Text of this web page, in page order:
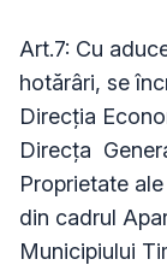
Art.7: Cu
hotărâri, se
Direcţia
Direcța
Proprietate
din cadrul
Municipiului